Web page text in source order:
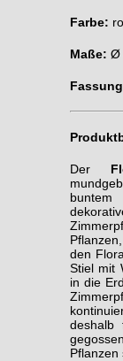
Farbe:
Maße: Ø
Der
den
Stiel mit
in die
deshalb
Pflanzen